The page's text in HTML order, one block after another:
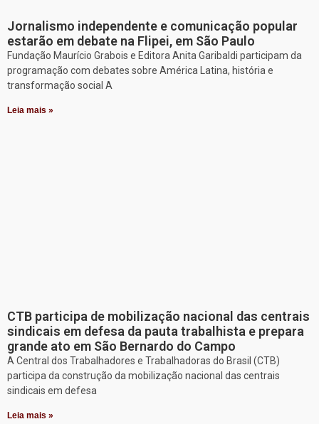
Jornalismo independente e comunicação popular
estarão em debate na Flipei, em São Paulo
Fundação Maurício Grabois e Editora Anita Garibaldi participam da
programação com debates sobre América Latina, história e
transformação social A
Leia mais »
CTB participa de mobilização nacional das centrais
sindicais em defesa da pauta trabalhista e prepara
grande ato em São Bernardo do Campo
A Central dos Trabalhadores e Trabalhadoras do Brasil (CTB)
participa da construção da mobilização nacional das centrais
sindicais em defesa
Leia mais »